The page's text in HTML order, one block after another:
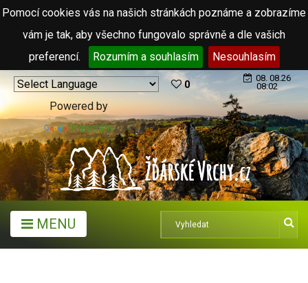
Pomocí cookies vás na našich stránkách poznáme a zobrazíme
vám je tak, aby všechno fungovalo správně a dle vašich
preferencí.
Rozumím a souhlasím Nesouhlasím
Powered by
Translate
0
08. 08.26
08:02
MENU